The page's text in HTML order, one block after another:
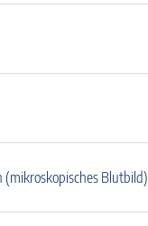
(mikroskopisches Blutbild)